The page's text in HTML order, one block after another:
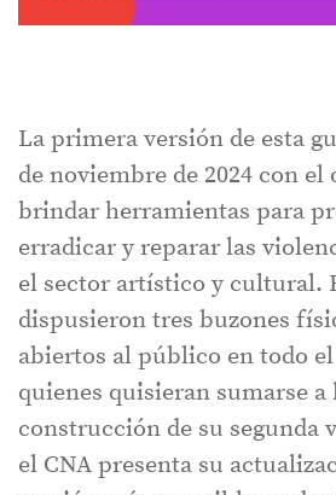
La primera versión de esta
de noviembre de 2024 con el
brindar herramientas para
erradicar y reparar las
el sector artístico y cultural.
dispusieron tres buzones
abiertos al público en todo
quienes quisieran sumarse
construcción de su segunda
el CNA presenta su